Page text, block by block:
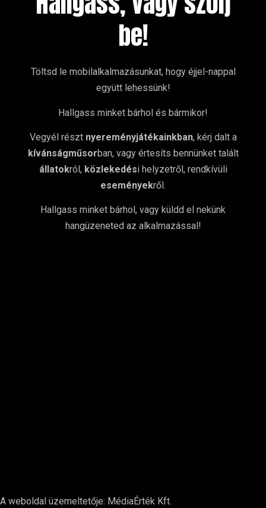
be!
Töltsd le mobilalkalmazásunkat, hogy éjjel-nappal
együtt lehessünk!
Hallgass minket bárhol és bármikor!
Vegyél részt nyereményjátékainkban, kérj dalt a
kívánságműsorban, vagy értesíts bennünket talált
állatokról, közlekedési helyzetről, rendkívüli
eseményekről.
Hallgass minket bárhol, vagy küldd el nekünk
hangüzeneted az alkalmazással!
A weboldal üzemeltetője: MédiaÉrték Kft.